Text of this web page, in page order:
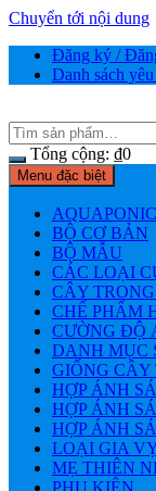
Chuyển tới nội dung
Đăng ký /
Danh sách
Tổng cộng: ₫0
Menu đặc biệt
BỘ CƠ BẢN
BỘ MẪU
CÁC LOẠI
CÂY
CHẾ PHẨM
CƯỜNG ĐỘ
DANH MỤC
GIỐNG CÂY
HỢP ÁNH
HỢP ÁNH
HỢP ÁNH
LOẠI GIA
MẸ THIÊN
PHỤ KIỆN